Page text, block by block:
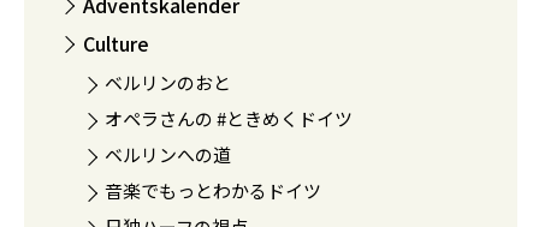
Culture
ベルリンのおと
オペラさんの #ときめくドイツ
ベルリンへの道
音楽でもっとわかるドイツ